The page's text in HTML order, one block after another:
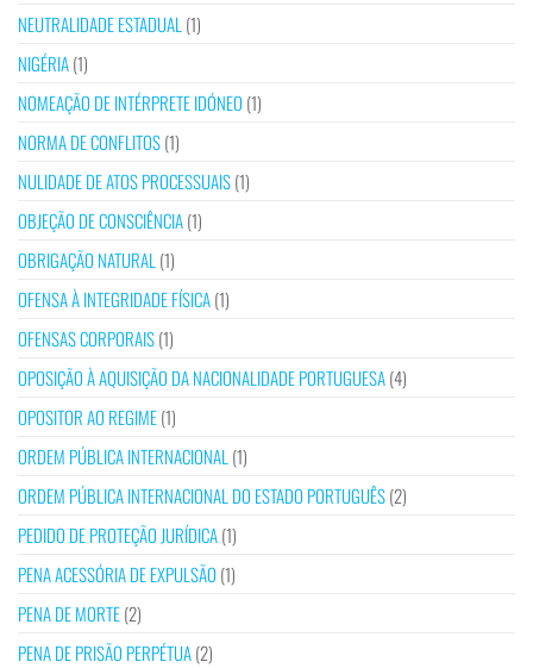
NEUTRALIDADE ESTADUAL (1)
NIGÉRIA(1)
NOMEAÇÃO DE INTÉRPRETE IDÓNEO (1)
NORMA DE CONFLITOS(1)
NULIDADE DE ATOS PROCESSUAIS(1)
OBJEÇÃO DE CONSCIÊNCIA(1)
OBRIGAÇÃO NATURAL (1)
OFENSA À INTEGRIDADE FÍSICA(1)
OFENSAS CORPORAIS(1)
OPOSIÇÃO À AQUISIÇÃO DA NACIONALIDADE PORTUGUESA(4)
OPOSITOR AO REGIME(1)
ORDEM PÚBLICA INTERNACIONAL (1)
ORDEM PÚBLICA INTERNACIONAL DO ESTADO PORTUGUÊS(2)
PEDIDO DE PROTEÇÃO JURÍDICA(1)
PENA ACESSÓRIA DE EXPULSÃO (1)
PENA DE MORTE(2)
PENA DE PRISÃO PERPÉTUA(2)